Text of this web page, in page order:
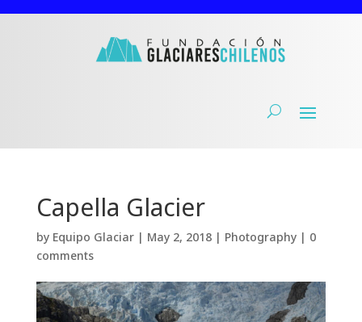
Capella Glacier
by Equipo Glaciar| May 2, 2018| Photography| 0
comments